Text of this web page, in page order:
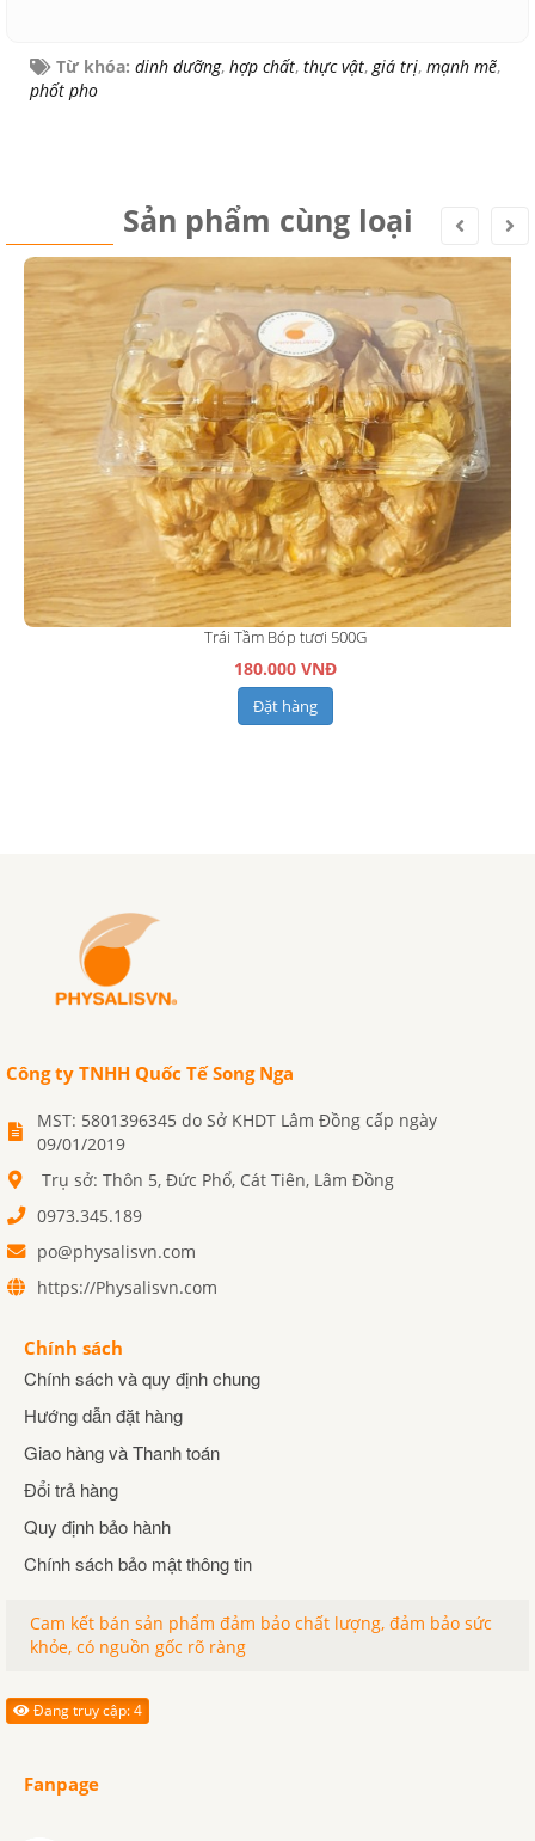
Từ khóa: dinh dưỡng, hợp chất, thực vật, giá trị, mạnh mẽ,
phốt pho
Sản phẩm cùng loại
Trái Tầm Bóp tươi 500G
180.000 VNĐ
Đặt hàng
Công ty TNHH Quốc Tế Song Nga
MST: 5801396345 do Sở KHDT Lâm Đồng cấp ngày
09/01/2019
Trụ sở: Thôn 5, Đức Phổ, Cát Tiên, Lâm Đồng
0973.345.189
po@physalisvn.com
https://Physalisvn.com
Chính sách
Chính sách và quy định chung
Hướng dẫn đặt hàng
Giao hàng và Thanh toán
Đổi trả hàng
Quy định bảo hành
Chính sách bảo mật thông tin
Cam kết bán sản phẩm đảm bảo chất lượng, đảm bảo sức
khỏe, có nguồn gốc rõ ràng
Đang truy cập: 4
Fanpage